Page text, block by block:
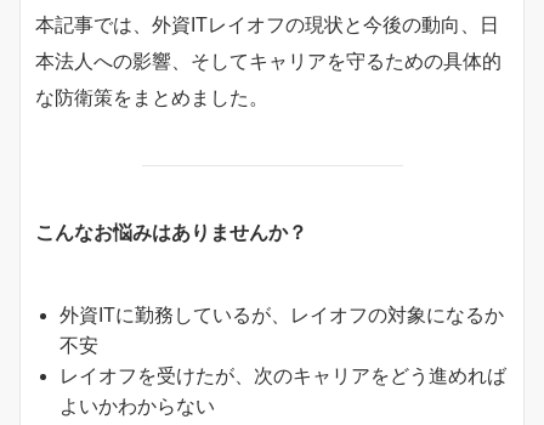
本記事では、外資ITレイオフの現状と今後の動向、日
本法人への影響、そしてキャリアを守るための具体的
な防衛策をまとめました。
こんなお悩みはありませんか？
外資ITに勤務しているが、レイオフの対象になるか
不安
レイオフを受けたが、次のキャリアをどう進めれば
よいかわからない